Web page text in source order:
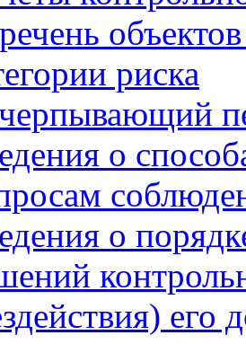
риска
о
о
его